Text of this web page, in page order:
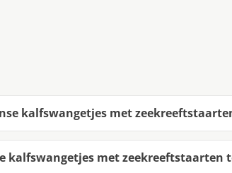
kalfswangetjes met
kalfswangetjes met zeekreeftstaarten